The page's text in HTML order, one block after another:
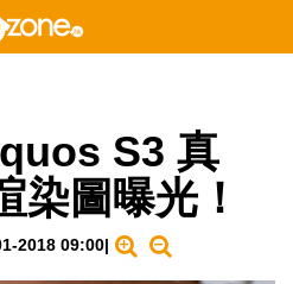
S3 真
染圖曝光！
2018 09:00|